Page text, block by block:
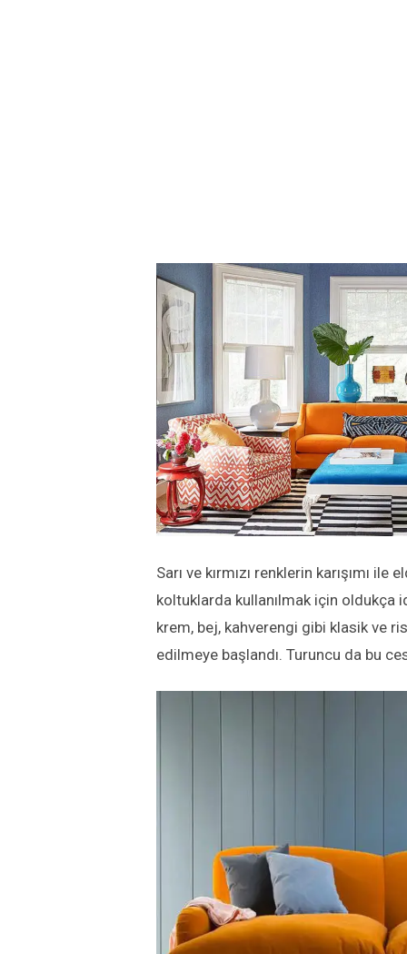
Sarı ve kırmızı renklerin karışımı
koltuklarda kullanılmak için oldukça
krem, bej, kahverengi gibi klasik ve
edilmeye başlandı. Turuncu da bu